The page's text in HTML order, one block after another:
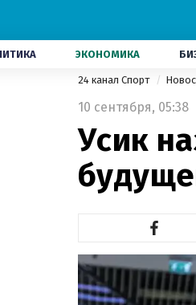
ЭКОНОМИКА
24 канал Спорт
10 сентября, 05:38
Усик